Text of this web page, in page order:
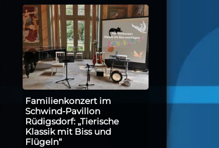
Familienkonzert im
Schwind-Pavillon
Rüdigsdorf: „Tierische
Klassik mit Biss und
Flügeln“